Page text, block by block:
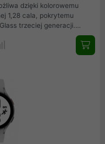
dzięki kolorowemu
1,28 cala, pokrytemu
trzeciej generacji.
zapewnia nawet do 45
nie jest elementem